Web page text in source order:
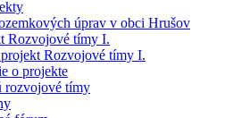
úprav v obci Hrušov
Rozvojové tímy I.
Rozvojové tímy I.
o projekte
rozvojové tímy